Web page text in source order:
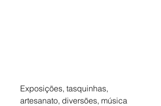
Exposições, tasquinhas,
artesanato, diversões, música